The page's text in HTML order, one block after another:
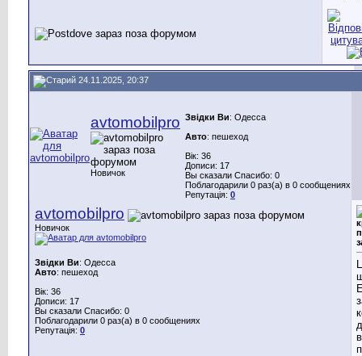
24.11.2025, 20:37
avtomobilpro
Новичок
Звідки Ви: Одесса
Авто: пешеход
Вік: 36
Дописи: 17
Вы сказали Спасибо: 0
Поблагодарили 0 раз(а) в 0 сообщениях
Репутація: 0
avtomobilpro
Новичок
Звідки Ви: Одесса
Авто: пешеход
Вік: 36
Дописи: 17
Вы сказали Спасибо: 0
Поблагодарили 0 раз(а) в 0 сообщениях
Репутація: 0